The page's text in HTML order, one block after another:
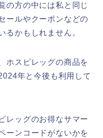
の方の中には私と同じ
ールやクーポンなどの
るかもしれません。
ホスピレッグの商品を
年と今後も利用して
レッグのお得なサマー
ーンコードがないかを